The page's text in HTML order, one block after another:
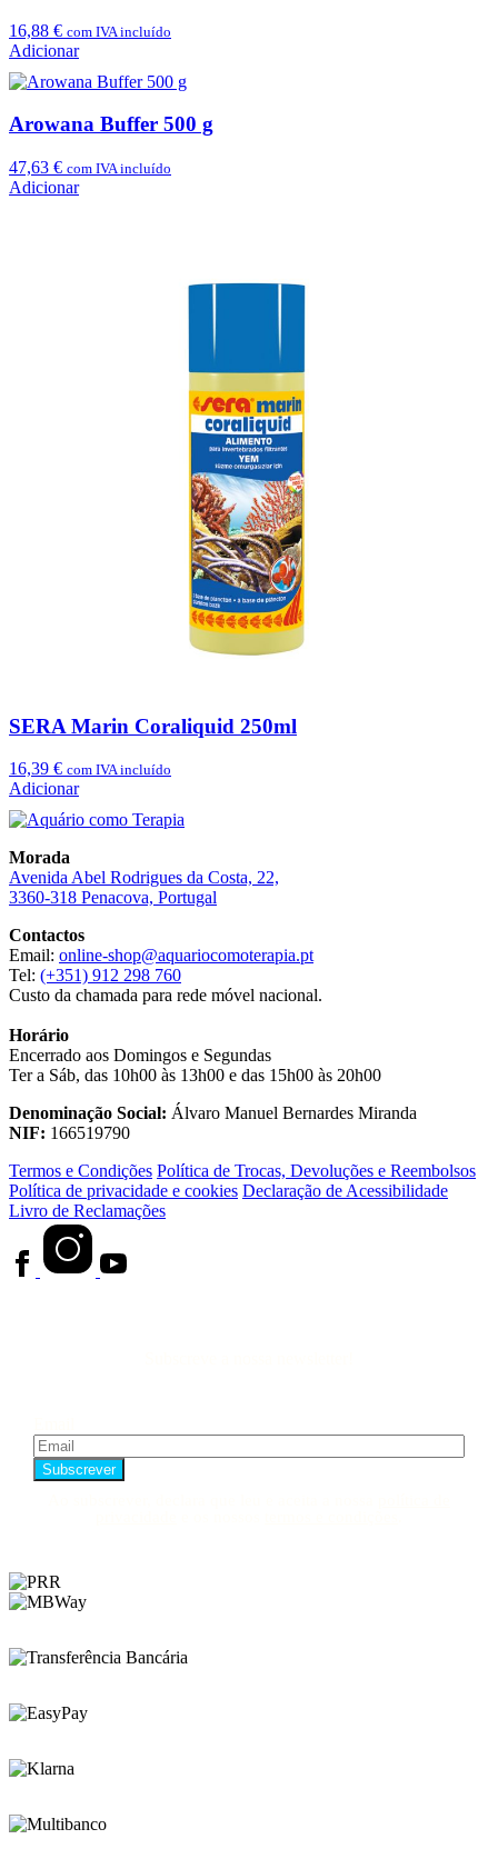
16,88 € com IVA incluído
Adicionar
Arowana Buffer 500 g
47,63 € com IVA incluído
Adicionar
SERA Marin Coraliquid 250ml
16,39 € com IVA incluído
Adicionar
Morada
Avenida Abel Rodrigues da Costa, 22,
3360-318 Penacova, Portugal
Contactos
Email: online-shop@aquariocomoterapia.pt
Tel: (+351) 912 298 760
Custo da chamada para rede móvel nacional.
Horário
Encerrado aos Domingos e Segundas
Ter a Sáb, das 10h00 às 13h00 e das 15h00 às 20h00
Denominação Social: Álvaro Manuel Bernardes Miranda
NIF: 166519790
Termos e Condições Política de Trocas, Devoluções e Reembolsos
Política de privacidade e cookies Declaração de Acessibilidade
Livro de Reclamações